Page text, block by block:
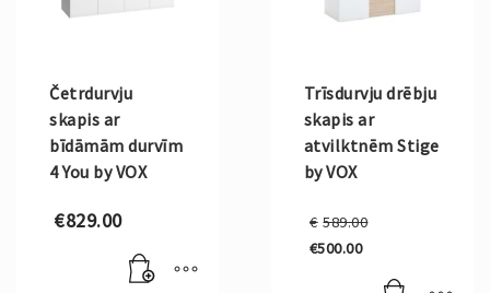
Četrdurvju
skapis ar
bīdāmām durvīm
4 You by VOX
€829.00
Trīsdurvju drēbju
skapis ar
atvilktnēm Stige
by VOX
€ 589.00
€589.00.
€500.00